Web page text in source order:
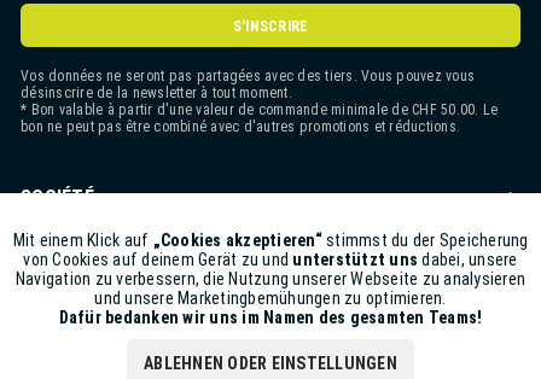
S'INSCRIRE
Vos données ne seront pas partagées avec des tiers. Vous pouvez vous
désinscrire de la newsletter à tout moment.
* Bon valable à partir d'une valeur de commande minimale de CHF 50.00. Le
bon ne peut pas être combiné avec d'autres promotions et réductions.
SOCIÉTÉ
CONTACT
ASSISTANCE BOUTIQUE
INFORMATIONS
Funktionale Aktiv
Marketing Inaktiv
Mit einem Klick auf „Cookies akzeptieren“stimmst du der Speicherung
von Cookies auf deinem Gerät zu und unterstützt uns dabei, unsere
Navigation zu verbessern, die Nutzung unserer Webseite zu analysieren
und unsere Marketingbemühungen zu optimieren.
Dafür bedanken wir uns im Namen des gesamten Teams!
ABLEHNEN ODER EINSTELLUNGEN